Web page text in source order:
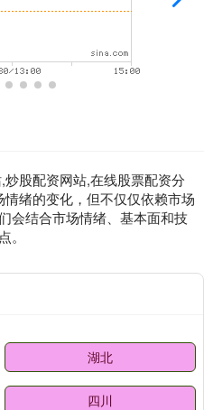
股配资网站,在线股票配资分
绪的变化，但不仅仅依赖市场
会结合市场情绪、基本面和技
湖北
四川